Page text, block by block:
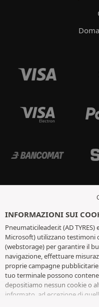
INFORMAZIONI SUI
Pneumaticileader.it (AD
Microsoft) utilizzano testimoni
(webstorage) per garantire il
navigazione, effettuare
proprie campagne
tuo terminale possono
depositiamo nessun cookie o
informato, ad eccezione di